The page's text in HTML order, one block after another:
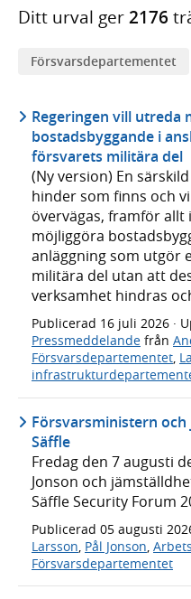
Ditt urval ger2176
Försvars­­departementet
Regeringen vill utreda
bostadsbyggande i
försvarets militära del
(Ny version) En
hinder som finns och
övervägas, framför
möjliggöra
anläggning som utgör
militära del utan att
verksamhet hindras
Publicerad 16 juli 2026 ·
Pressmeddelande från
Försvarsdepartementet,
Försvarsministern
Säffle
Fredag den 7 augusti
Jonson och
Säffle Security Forum
Publicerad 05 augusti
Larsson, Pål Jonson,
Försvarsdepartementet